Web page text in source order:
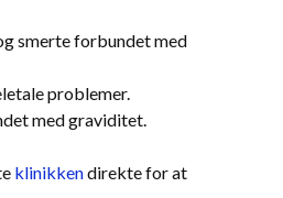
smerte forbundet med
problemer.
med graviditet.
klinikkendirekte for at